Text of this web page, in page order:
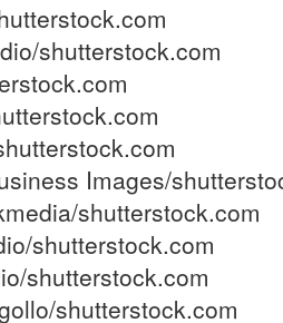
shutterstock.com
Images/
shutterstock.com
shutterstock.com
shutterstock.com
shutterstock.com